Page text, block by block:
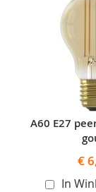
A60 E27
€
In